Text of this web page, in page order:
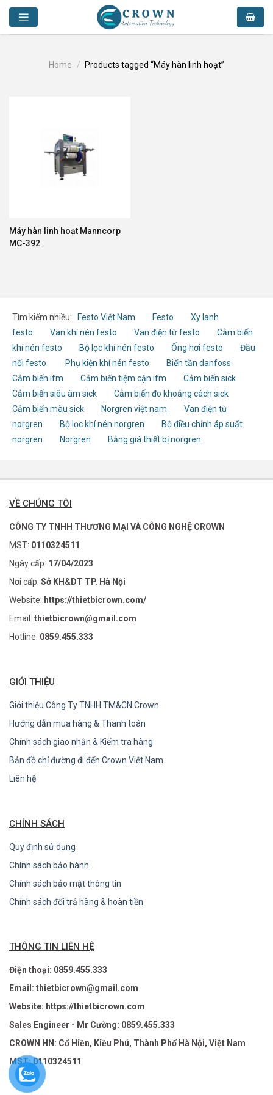
Skip
content
Home / Products tagged “Máy hàn linh hoạt”
Máy hàn linh hoạt Manncorp
MC-392
Tìm kiếm nhiều: Festo Việt Nam Festo
Xy lanh
festo
Van khí nén festo Van điện từ festo
Cảm biến
khí nén festo
Bộ lọc khí nén festo Ống hơi festo
Đầu
nối festo
Phụ kiện khí nén festo
Biến tần danfoss
Cảm biến ifm
Cảm biến tiệm cận ifm
Cảm biến sick
Cảm biến siêu âm sick
Cảm biến đo khoảng cách sick
Cảm biến màu sick
Norgren việt nam
Van điện từ
norgren
Bộ lọc khí nén norgren
Bộ điều chỉnh áp suất
norgren
Norgren Bảng giá thiết bị norgren
VỀ CHÚNG TÔI
CÔNG TY TNHH THƯƠNG MẠI VÀ CÔNG NGHỆ CROWN
MST: 0110324511
Ngày cấp: 17/04/2023
Nơi cấp: Sở KH&DT TP. Hà Nội
Website: https://thietbicrown.com/
Email: thietbicrown@gmail.com
Hotline: 0859.455.333
GIỚI THIỆU
Giới thiệu Công Ty TNHH TM&CN Crown
Hướng dẫn mua hàng & Thanh toán
Chính sách giao nhận & Kiểm tra hàng
Bản đồ chỉ đường đi đến Crown Việt Nam
Liên hệ
CHÍNH SÁCH
Quy định sử dụng
Chính sách bảo hành
Chính sách bảo mật thông tin
Chính sách đổi trả hàng & hoàn tiền
THÔNG TIN LIÊN HỆ
Điện thoại: 0859.455.333
Email: thietbicrown@gmail.com
Website: https://thietbicrown.com
Sales Engineer - Mr Cường: 0859.455.333
CROWN HN: Cổ Hiền, Kiều Phú, Thành Phố Hà Nội, Việt Nam
MST: 0110324511